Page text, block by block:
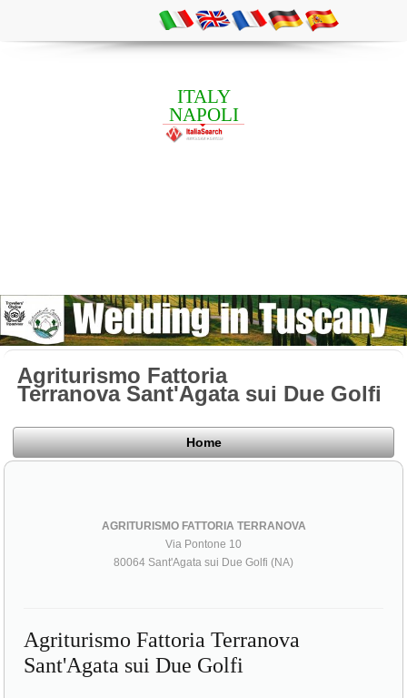
ITALY
NAPOLI
Agriturismo Fattoria
Terranova Sant'Agata sui Due Golfi
Home
AGRITURISMO FATTORIA TERRANOVA
Via Pontone 10
80064 Sant'Agata sui Due Golfi (NA)
Agriturismo Fattoria Terranova
Sant'Agata sui Due Golfi